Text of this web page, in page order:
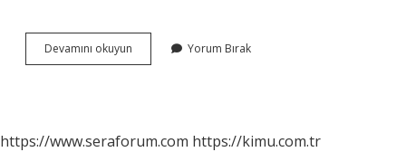
Devamını okuyun
Yemek
Yorum Bırak
https://www.seraforum.com https://kimu.com.tr